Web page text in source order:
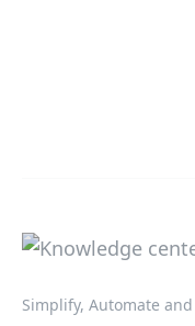
Simplify, Automate